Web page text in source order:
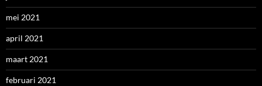
mei 2021
april 2021
maart 2021
februari 2021